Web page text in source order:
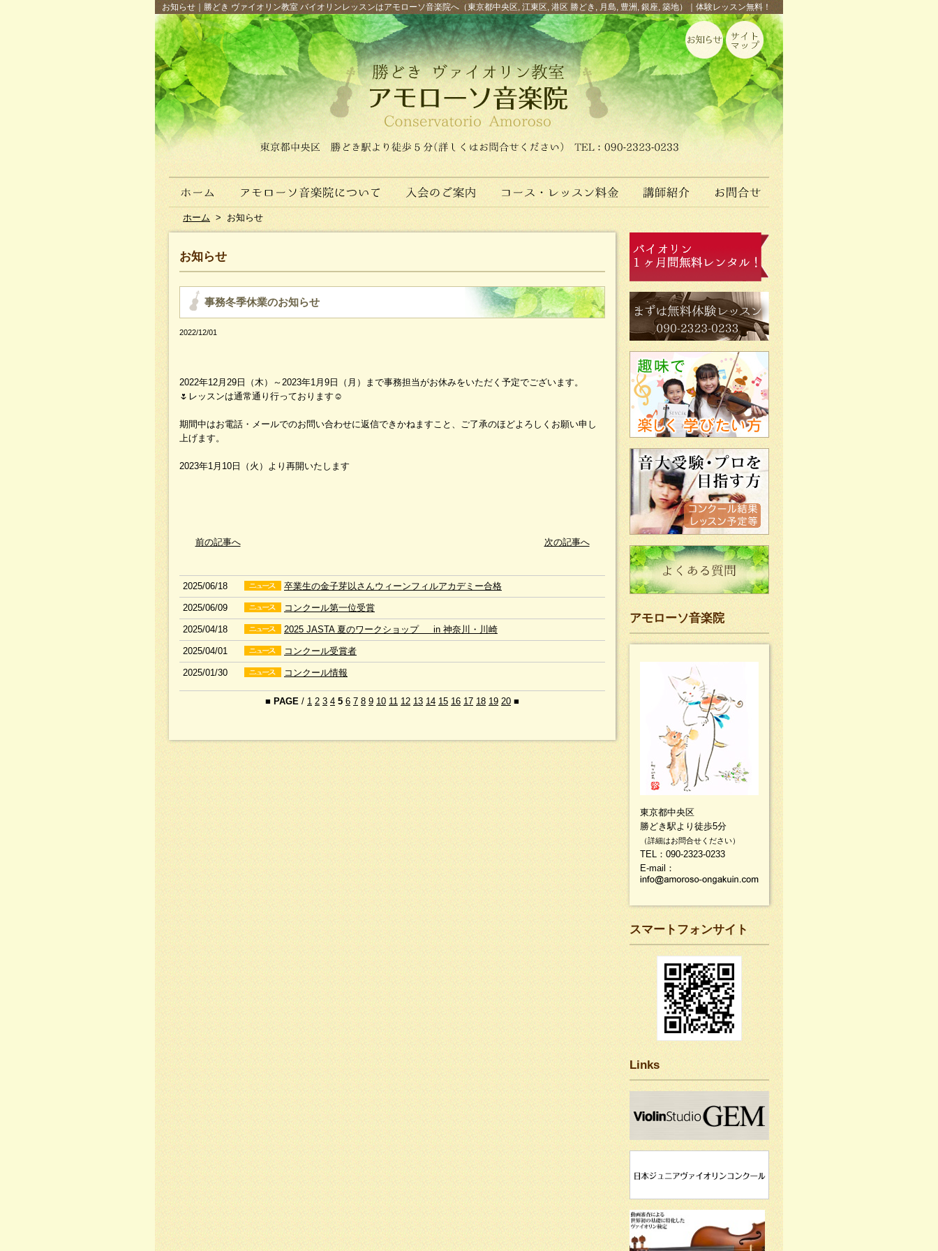
お知らせ｜勝どき ヴァイオリン教室 バイオリンレッスンはアモローソ音楽院へ（東京都中央区, 江東区, 港区 勝どき, 月島, 豊洲, 銀座, 築地）｜体験レッスン無料！
ホーム > お知らせ
お知らせ
事務冬季休業のお知らせ
2022/12/01
2022年12月29日（木）～2023年1月9日（月）まで事務担当がお休みをいただく予定でございます。
🌷レッスンは通常通り行っております☺️
期間中はお電話・メールでのお問い合わせに返信できかねますこと、ご了承のほどよろしくお願い申し
上げます。
2023年1月10日（火）より再開いたします
前の記事へ 次の記事へ
2025/06/18 卒業生の金子芽以さんウィーンフィルアカデミー合格
2025/06/09 コンクール第一位受賞
2025/04/18 2025 JASTA 夏のワークショップ in 神奈川・川崎
2025/04/01 コンクール受賞者
2025/01/30 コンクール情報
■ PAGE / 1 2 3 4 5 6 7 8 9 10 11 12 13 14 15 16 17 18 19 20 ■
アモローソ音楽院
東京都中央区
勝どき駅より徒歩5分
（詳細はお問合せください）
TEL：090-2323-0233
E-mail：
スマートフォンサイト
Links